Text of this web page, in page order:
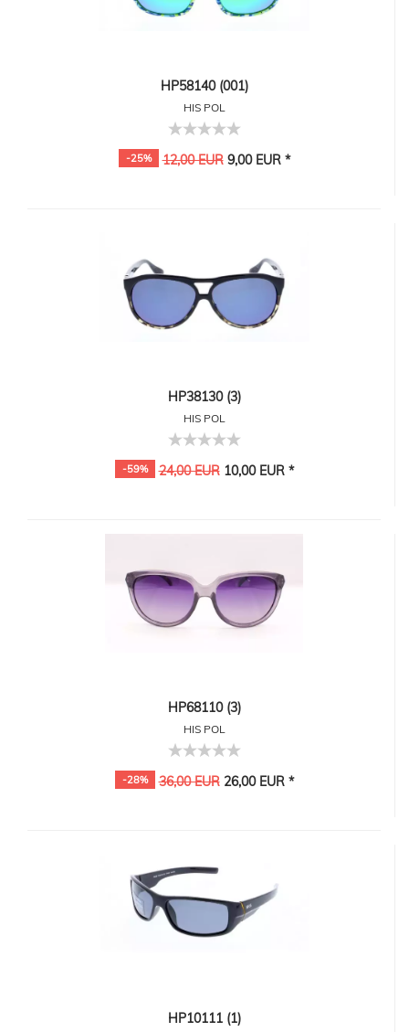
HP58140 (001)
HIS POL
-25% 12,00 EUR9,00 EUR *
HP38130 (3)
HIS POL
-59% 24,00 EUR10,00 EUR *
HP68110 (3)
HIS POL
-28% 36,00 EUR26,00 EUR *
HP10111 (1)